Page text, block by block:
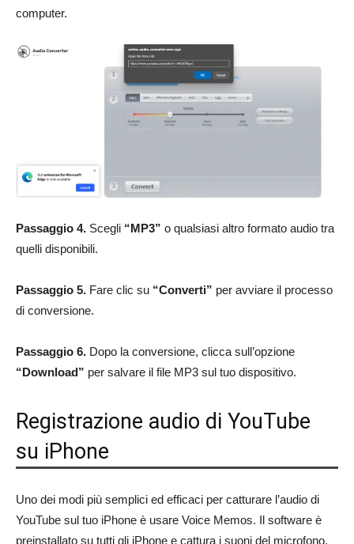
computer.
Passaggio 4. Scegli “MP3” o qualsiasi altro formato audio tra
quelli disponibili.
Passaggio 5. Fare clic su “Converti” per avviare il processo
di conversione.
Passaggio 6. Dopo la conversione, clicca sull’opzione
“Download” per salvare il file MP3 sul tuo dispositivo.
Registrazione audio di YouTube
su iPhone
Uno dei modi più semplici ed efficaci per catturare l’audio di
YouTube sul tuo iPhone è usare Voice Memos. Il software è
preinstallato su tutti gli iPhone e cattura i suoni del microfono.